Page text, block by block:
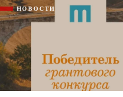
НОВОСТИ
Я согласен с
Я согласен с